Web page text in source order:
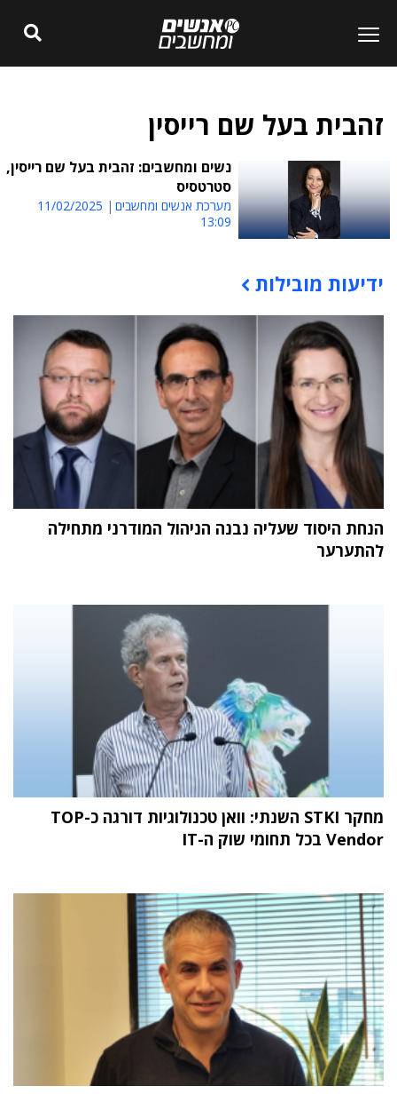
זהבית בעל שם רייסין
נשים ומחשבים: זהבית בעל שם רייסין,
סטרטסיס
מערכת אנשים ומחשבים
11/02/2025
13:09
תוכן פרסומי
ידיעות מובילות
הנחת היסוד שעליה נבנה הניהול המודרני מתחילה
להתערער
מחקר STKI השנתי: וואן טכנולוגיות דורגה כ-TOP
Vendor בכל תחומי שוק ה-IT